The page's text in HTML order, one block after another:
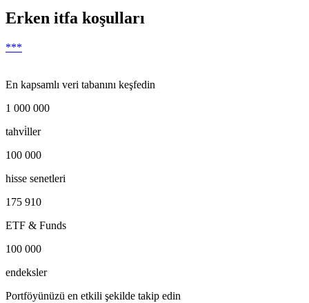
Erken itfa koşulları
***
En kapsamlı veri tabanını keşfedin
1 000 000
tahvi̇ller
100 000
hisse senetleri
175 910
ETF & Funds
100 000
endeksler
Portföyünüzü en etkili şekilde takip edin